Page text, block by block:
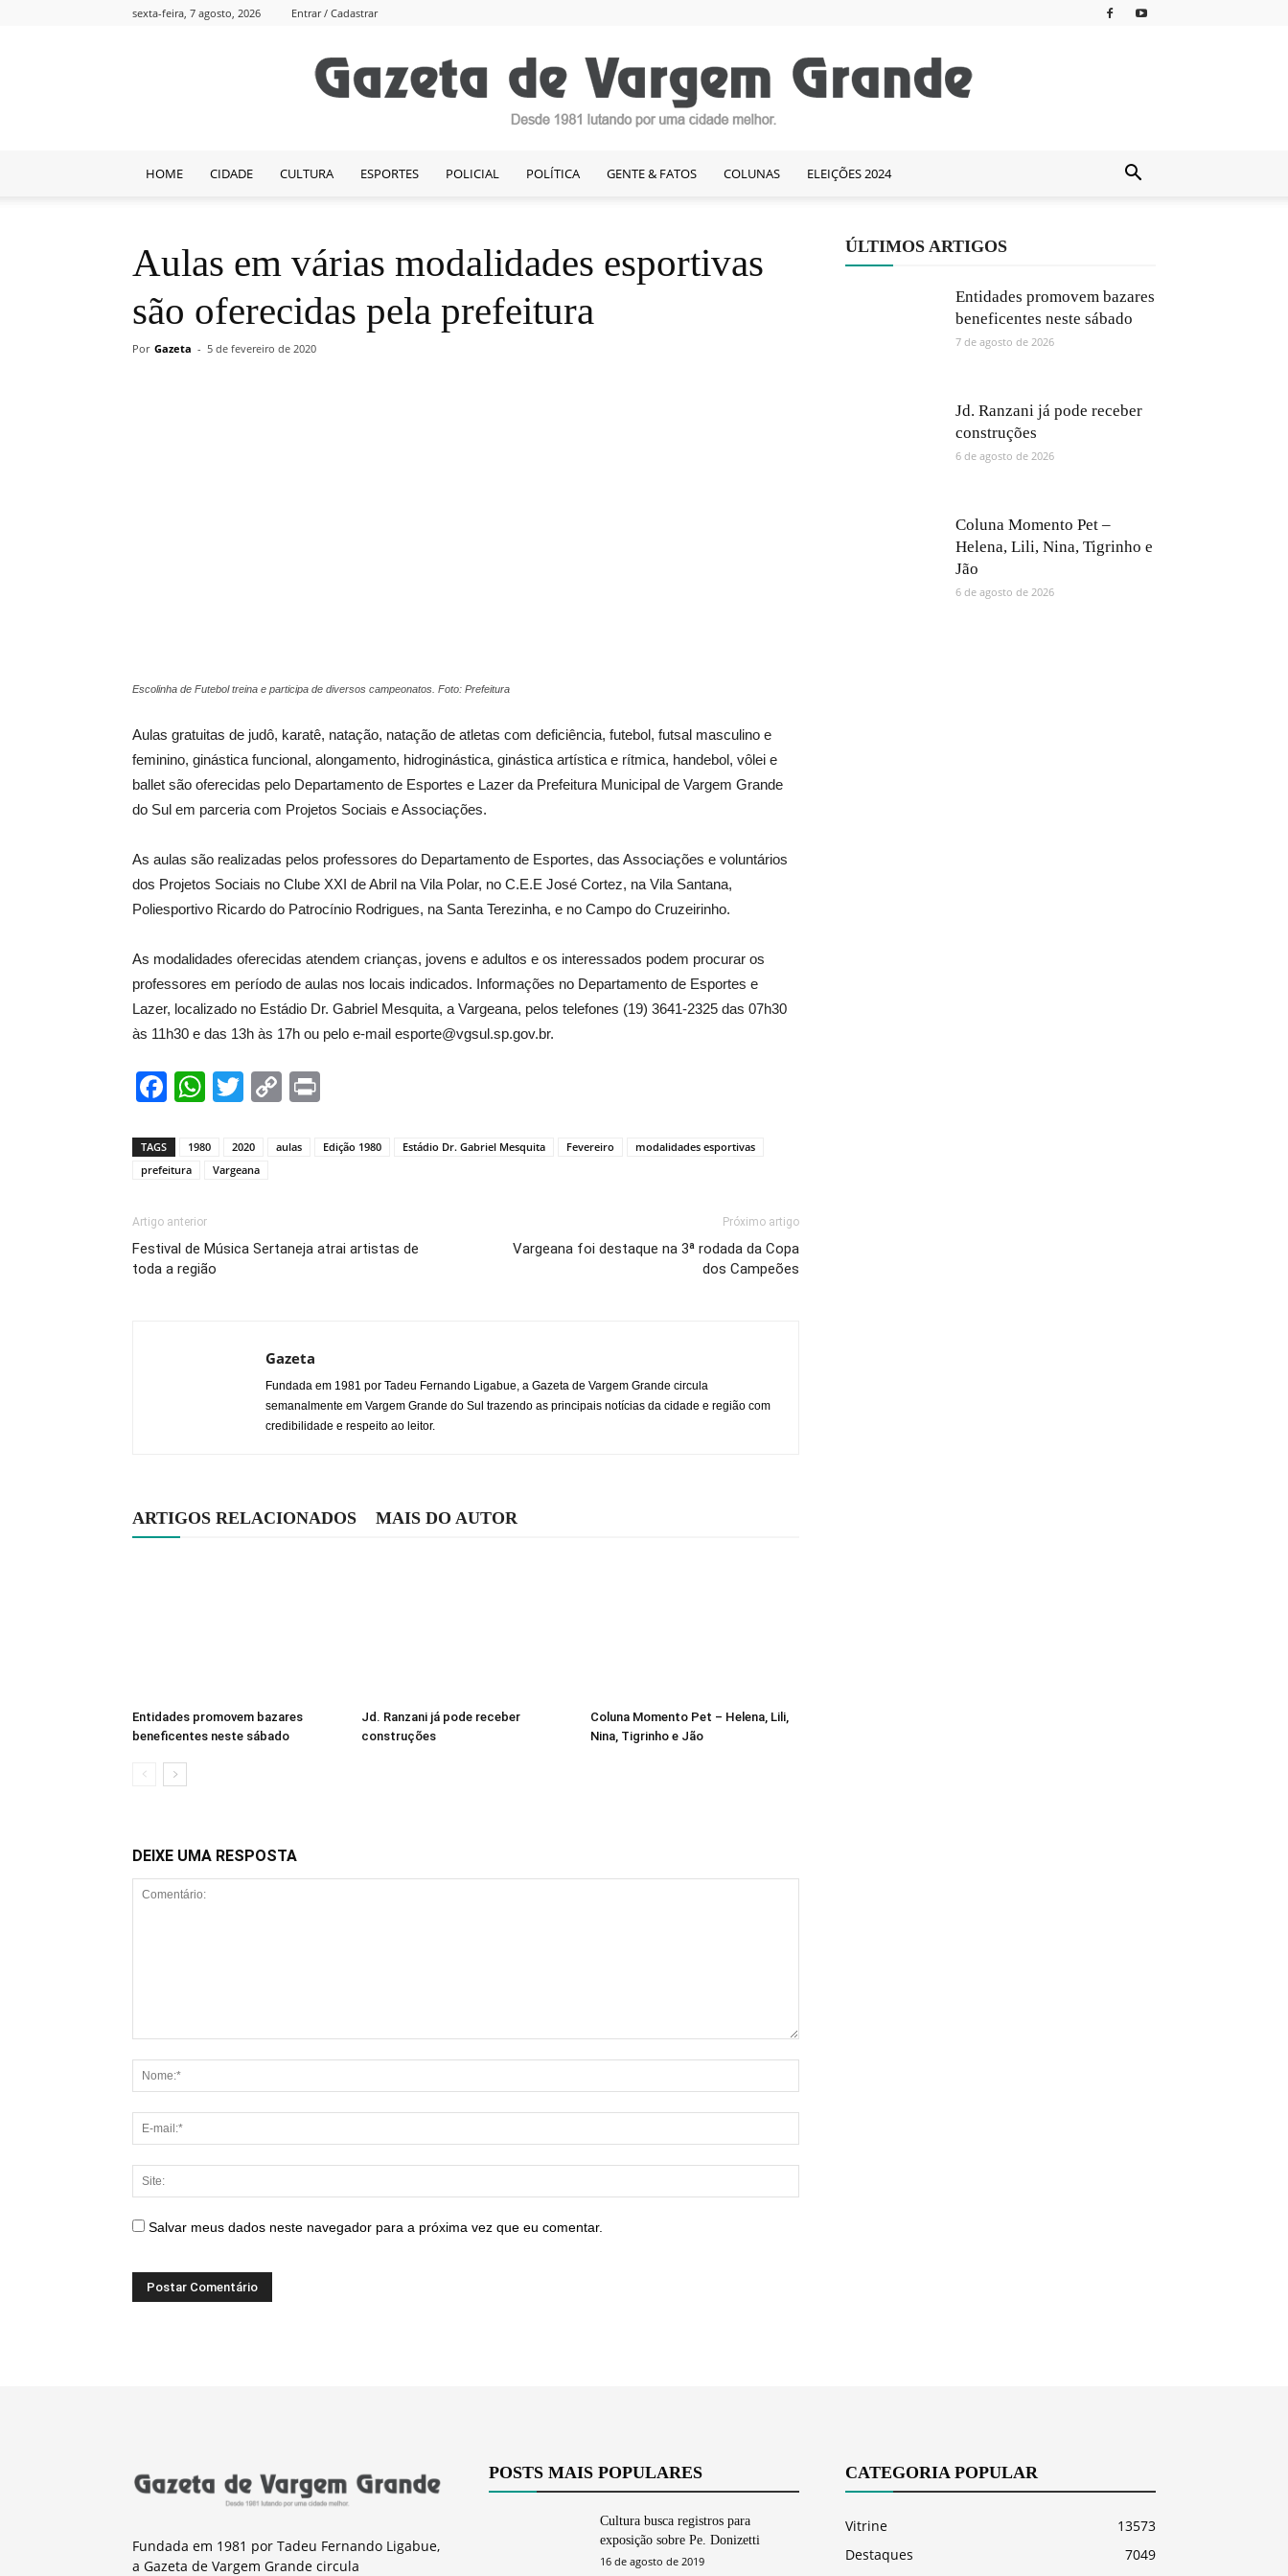
sexta-feira, 7 agosto, 2026 Entrar / Cadastrar
HOME CIDADE CULTURA ESPORTES POLICIAL POLÍTICA GENTE & FATOS COLUNAS ELEIÇÕES 2024
Aulas em várias modalidades esportivas
são oferecidas pela prefeitura
Por Gazeta - 5 de fevereiro de 2020
Escolinha de Futebol treina e participa de diversos campeonatos. Foto: Prefeitura
Aulas gratuitas de judô, karatê, natação, natação de atletas com deficiência, futebol, futsal masculino e
feminino, ginástica funcional, alongamento, hidroginástica, ginástica artística e rítmica, handebol, vôlei e
ballet são oferecidas pelo Departamento de Esportes e Lazer da Prefeitura Municipal de Vargem Grande
do Sul em parceria com Projetos Sociais e Associações.
As aulas são realizadas pelos professores do Departamento de Esportes, das Associações e voluntários
dos Projetos Sociais no Clube XXI de Abril na Vila Polar, no C.E.E José Cortez, na Vila Santana,
Poliesportivo Ricardo do Patrocínio Rodrigues, na Santa Terezinha, e no Campo do Cruzeirinho.
As modalidades oferecidas atendem crianças, jovens e adultos e os interessados podem procurar os
professores em período de aulas nos locais indicados. Informações no Departamento de Esportes e
Lazer, localizado no Estádio Dr. Gabriel Mesquita, a Vargeana, pelos telefones (19) 3641-2325 das 07h30
às 11h30 e das 13h às 17h ou pelo e-mail esporte@vgsul.sp.gov.br.
Facebook
WhatsApp
TwitterCopy
TAGS 1980 2020 aulas Edição 1980 Estádio Dr. Gabriel Mesquita Fevereiro
modalidades esportivas
prefeitura
Vargeana
Artigo anterior
Festival de Música Sertaneja atrai artistas de
toda a região
Próximo artigo
Vargeana foi destaque na 3ª rodada da Copa
dos Campeões
Gazeta
Fundada em 1981 por Tadeu Fernando Ligabue, a Gazeta de Vargem Grande circula
semanalmente em Vargem Grande do Sul trazendo as principais notícias da cidade e região com
credibilidade e respeito ao leitor.
ARTIGOS RELACIONADOS MAIS DO AUTOR
Entidades promovem bazares
beneficentes neste sábado
Jd. Ranzani já pode receber
construções
Coluna Momento Pet – Helena, Lili,
Nina, Tigrinho e Jão
DEIXE UMA RESPOSTA
Salvar meus dados neste navegador para a próxima vez que eu comentar.
ÚLTIMOS ARTIGOS
Entidades promovem bazares
beneficentes neste sábado
7 de agosto de 2026
Jd. Ranzani já pode receber
construções
6 de agosto de 2026
Coluna Momento Pet –
Helena, Lili, Nina, Tigrinho e
Jão
6 de agosto de 2026
Fundada em 1981 por Tadeu Fernando Ligabue,
a Gazeta de Vargem Grande circula
POSTS MAIS POPULARES
Cultura busca registros para
exposição sobre Pe. Donizetti
16 de agosto de 2019
CATEGORIA POPULAR
Vitrine
13573
Destaques
7049